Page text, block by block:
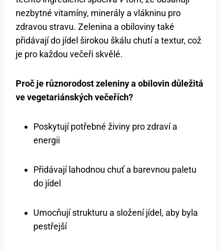
nezbytné vitamíny, minerály a vlákninu pro
zdravou stravu. Zelenina a obiloviny také
přidávají do jídel širokou škálu chutí a textur, což
je pro každou večeři skvělé.
Proč je různorodost zeleniny a obilovin důležitá
ve vegetariánských večeřích?
Poskytují potřebné živiny pro zdraví a
energii
Přidávají lahodnou chuť a barevnou paletu
do jídel
Umocňují strukturu a složení jídel, aby byla
pestřejší